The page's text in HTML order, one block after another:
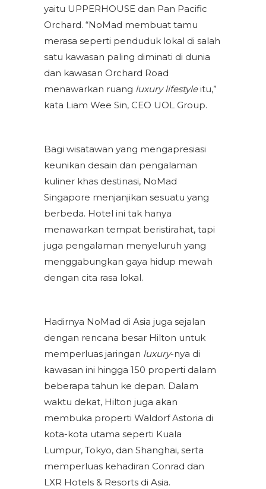
yaitu UPPERHOUSE dan Pan Pacific
Orchard. “NoMad membuat tamu
merasa seperti penduduk lokal di salah
satu kawasan paling diminati di dunia
dan kawasan Orchard Road
menawarkan ruang luxury lifestyleitu,”
kata Liam Wee Sin, CEO UOL Group.
Bagi wisatawan yang mengapresiasi
keunikan desain dan pengalaman
kuliner khas destinasi, NoMad
Singapore menjanjikan sesuatu yang
berbeda. Hotel ini tak hanya
menawarkan tempat beristirahat, tapi
juga pengalaman menyeluruh yang
menggabungkan gaya hidup mewah
dengan cita rasa lokal.
Hadirnya NoMad di Asia juga sejalan
dengan rencana besar Hilton untuk
memperluas jaringan luxury-nya di
kawasan ini hingga 150 properti dalam
beberapa tahun ke depan. Dalam
waktu dekat, Hilton juga akan
membuka properti Waldorf Astoria di
kota-kota utama seperti Kuala
Lumpur, Tokyo, dan Shanghai, serta
memperluas kehadiran Conrad dan
LXR Hotels & Resorts di Asia.